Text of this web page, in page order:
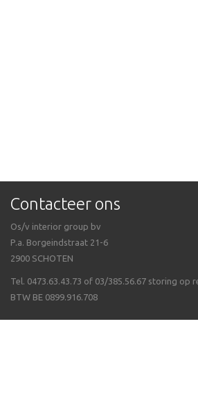
Contacteer ons
Os/v interior group bv
P.a. Borgeindstraat 21-6
2900 SCHOTEN
Tel. 0473.63.43.73 of 03/385.56.67 storing op
BTW BE 0899.916.708